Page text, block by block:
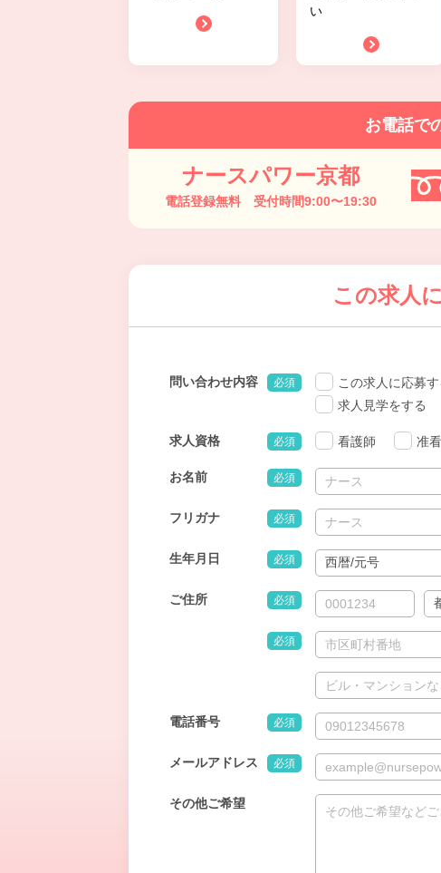
い
お電話で
ナースパワー京都
電話登録無料 受付時間9:00〜19:30
この求人
問い合わせ内容 必須 この求人に応募す
求人見学をする
求人資格 必須 看護師 准
お名前 必須
フリガナ 必須
生年月日 必須
ご住所 必須
必須
電話番号 必須
メールアドレス 必須
その他ご希望